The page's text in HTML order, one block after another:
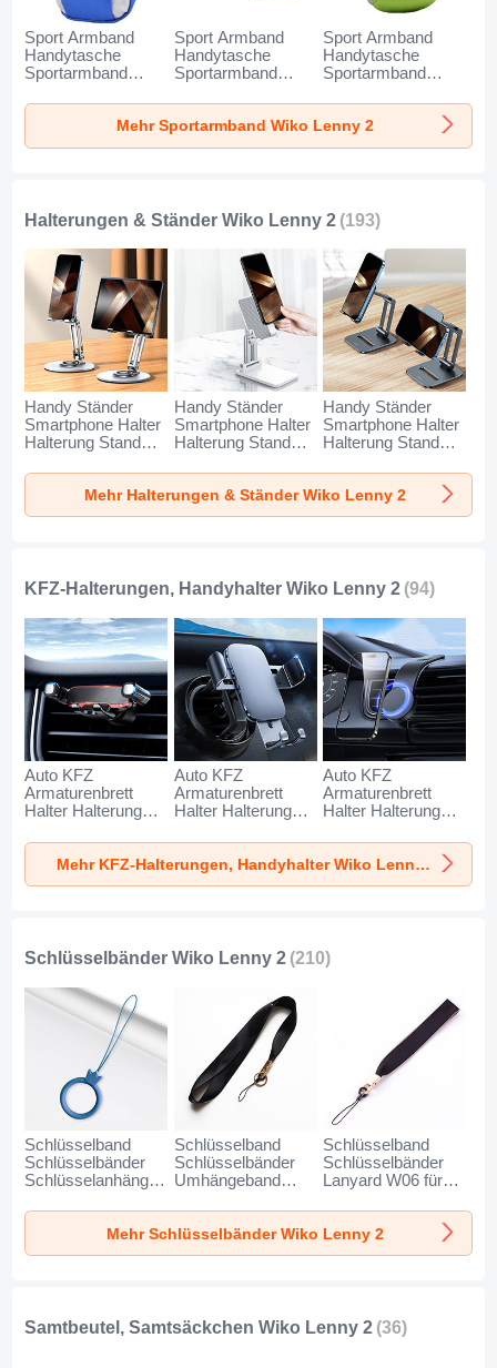
Sport Armband
Handytasche
Sportarmband
Universal A11 für
Wiko Lenny 2 Blau
Sport Armband
Handytasche
Sportarmband
Universal G03 für
Wiko Lenny 2
Schwarz
Sport Armband
Handytasche
Sportarmband
Universal A10 für
Wiko Lenny 2 Grün
Mehr Sportarmband Wiko Lenny 2
Halterungen & Ständer Wiko Lenny 2 (193)
Handy Ständer
Smartphone Halter
Halterung Stand
Wiko Lenny 2
Handy Ständer
Smartphone Halter
Halterung Stand
Wiko Lenny 2 Weiß
Handy Ständer
Smartphone Halter
Halterung Stand
Wiko Lenny 2
Schwarz
Mehr Halterungen & Ständer Wiko Lenny 2
KFZ-Halterungen, Handyhalter Wiko Lenny 2 (94)
Auto KFZ
Armaturenbrett
Halter Halterung
AutoHalter
Halterungung
Handy BS6 für
Auto KFZ
Armaturenbrett
Halter Halterung
AutoHalter
Halterungung
Handy BS3 für
Auto KFZ
Armaturenbrett
Halter Halterung
AutoHalter
Halterungung
Magnet Handy BS1
Mehr KFZ-Halterungen, Handyhalter Wiko Lenny 2
Schlüsselbänder Wiko Lenny 2 (210)
Schlüsselband
Schlüsselbänder
Schlüsselanhänger
für Wiko Lenny 2
Schlüsselband
Schlüsselbänder
Umhängeband
Wiko Lenny 2
Schwarz
Schlüsselband
Schlüsselbänder
Lanyard W06 für
Schwarz
Mehr Schlüsselbänder Wiko Lenny 2
Samtbeutel, Samtsäckchen Wiko Lenny 2 (36)